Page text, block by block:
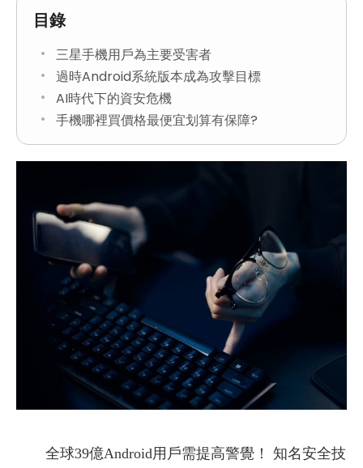
目錄
三星手機用戶為主要受害者
過時Android系統版本成為攻擊目標
AI時代下的資安危機
手機哪裡買價格最便宜划算有保障?
全球39億Android用戶需提高警覺！ 知名安全技